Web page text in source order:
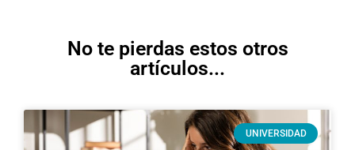
No te pierdas estos otros
artículos...
UNIVERSIDAD